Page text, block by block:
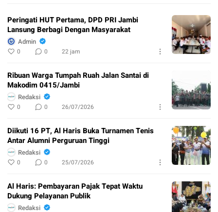
Peringati HUT Pertama, DPD PRI Jambi
Lansung Berbagi Dengan Masyarakat
Admin
0 0 22 jam
Ribuan Warga Tumpah Ruah Jalan Santai di
Makodim 0415/Jambi
Redaksi
0 0 26/07/2026
Diikuti 16 PT, Al Haris Buka Turnamen Tenis
Antar Alumni Perguruan Tinggi
Redaksi
0 0 25/07/2026
Al Haris: Pembayaran Pajak Tepat Waktu
Dukung Pelayanan Publik
Redaksi